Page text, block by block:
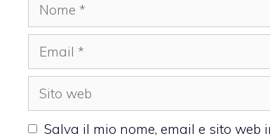
Email
Sito
web
Salva il mio nome, email e sito